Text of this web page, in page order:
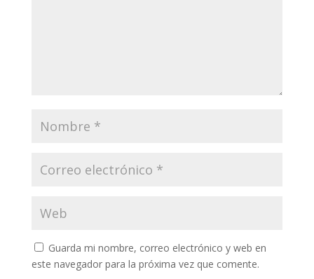
Guarda mi nombre, correo electrónico y web en
este navegador para la próxima vez que comente.